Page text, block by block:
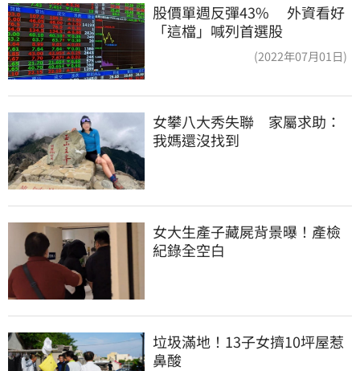
股價單週反彈43% 外資看好
「這檔」喊列首選股
(2022年07月01日)
女攀八大秀失聯　家屬求助：
我媽還沒找到
女大生產子藏屍背景曝！產檢
紀錄全空白
垃圾滿地！13子女擠10坪屋惹
鼻酸